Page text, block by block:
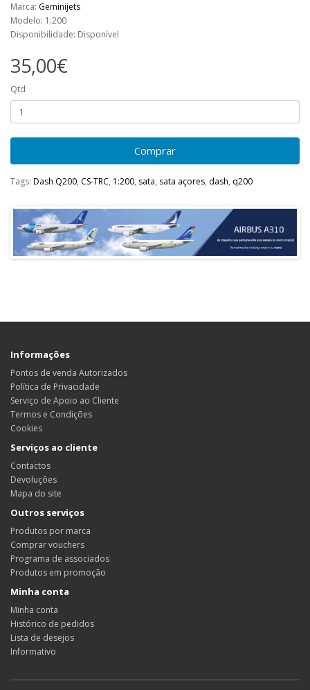
Marca: Geminijets
Modelo: 1:200
Disponibilidade: Disponível
35,00€
Qtd
Comprar
Tags: Dash Q200, CS-TRC, 1:200, sata, sata açores, dash, q200
Informações
Pontos de venda Autorizados
Política de Privacidade
Serviço de Apoio ao Cliente
Termos e Condições
Cookies
Serviços ao cliente
Contactos
Devoluções
Mapa do site
Outros serviços
Produtos por marca
Comprar vouchers
Programa de associados
Produtos em promoção
Minha conta
Minha conta
Histórico de pedidos
Lista de desejos
Informativo